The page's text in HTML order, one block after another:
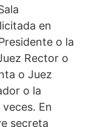
en
o la
Rector o
o Juez
o la
En
secreta